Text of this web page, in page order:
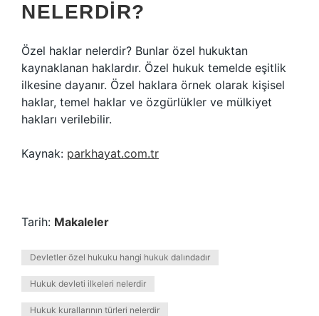
NELERDIR?
Özel haklar nelerdir? Bunlar özel hukuktan
kaynaklanan haklardır. Özel hukuk temelde eşitlik
ilkesine dayanır. Özel haklara örnek olarak kişisel
haklar, temel haklar ve özgürlükler ve mülkiyet
hakları verilebilir.
Kaynak: parkhayat.com.tr
Tarih: Makaleler
Devletler özel hukuku hangi hukuk dalındadır
Hukuk devleti ilkeleri nelerdir
Hukuk kurallarının türleri nelerdir